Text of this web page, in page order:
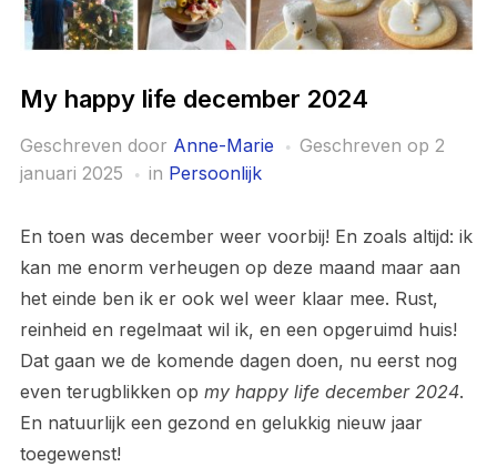
My happy life december 2024
Geschreven door Anne-Marie Geschreven op 2
januari 2025
in Persoonlijk
En toen was december weer voorbij! En zoals altijd: ik
kan me enorm verheugen op deze maand maar aan
het einde ben ik er ook wel weer klaar mee. Rust,
reinheid en regelmaat wil ik, en een opgeruimd huis!
Dat gaan we de komende dagen doen, nu eerst nog
even terugblikken op my happy life december 2024.
En natuurlijk een gezond en gelukkig nieuw jaar
toegewenst!